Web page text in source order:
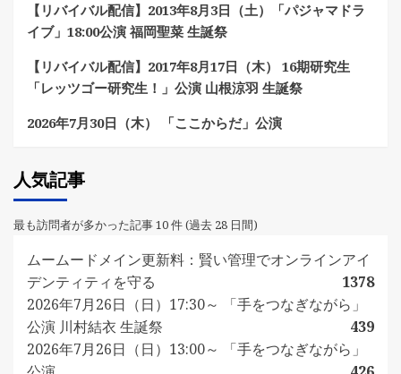
【リバイバル配信】2013年8月3日（土）「パジャマドラ
イブ」18:00公演 福岡聖菜 生誕祭
【リバイバル配信】2017年8月17日（木） 16期研究生
「レッツゴー研究生！」公演 山根涼羽 生誕祭
2026年7月30日（木） 「ここからだ」公演
人気記事
最も訪問者が多かった記事 10 件 (過去 28 日間)
ムームードメイン更新料：賢い管理でオンラインアイ
デンティティを守る
1378
2026年7月26日（日）17:30～ 「手をつなぎながら」
公演 川村結衣 生誕祭
439
2026年7月26日（日）13:00～ 「手をつなぎながら」